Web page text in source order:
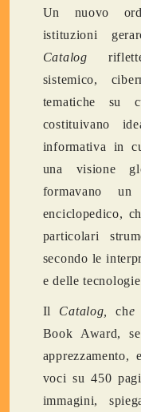
Un nuovo
istituzioni
Catalog
sistemico,
tematiche su
costituivano
informativa in
una visione
formavano
enciclopedico,
particolari
secondo le
e delle
Il Catalog,che
Book Award,
voci su 450
immagini,